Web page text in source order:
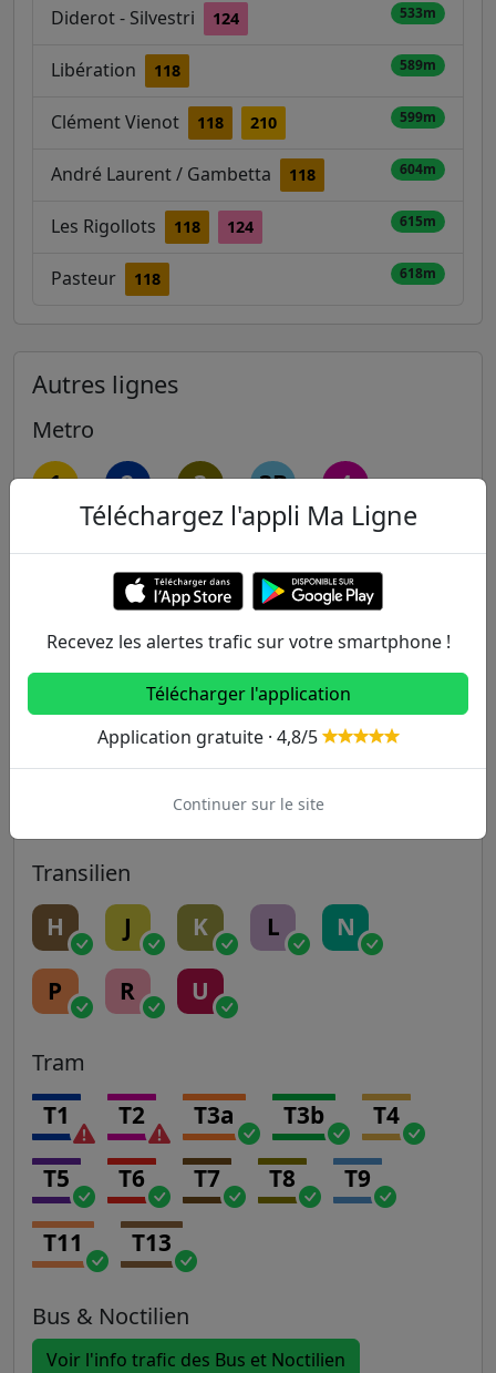
Diderot - Silvestri 124 533m
Libération 118 589m
Clément Vienot 118 210 599m
André Laurent / Gambetta 118 604m
Les Rigollots 118 124 615m
Pasteur 118 618m
Autres lignes
Metro
1 2 3 3B 4
5 6 7 7B 8
10 11 12 13
14
C D
Transilien
H J K L N
P R U
Tram
T1 T2 T3a T3b T4
T5 T6 T7 T8 T9
T11 T13
Bus & Noctilien
Voir l'info trafic des Bus et Noctilien
Téléchargez l'appli Ma Ligne
Recevez les alertes trafic sur votre smartphone !
Télécharger l'application
Application gratuite · 4,8/5
Continuer sur le site